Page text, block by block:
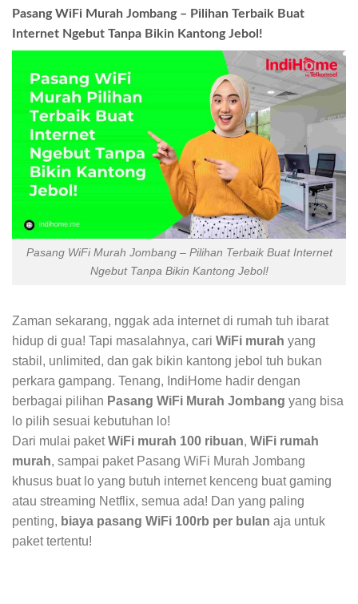
Pasang WiFi Murah Jombang – Pilihan Terbaik Buat
Internet Ngebut Tanpa Bikin Kantong Jebol!
Pasang WiFi Murah Jombang – Pilihan Terbaik Buat Internet
Ngebut Tanpa Bikin Kantong Jebol!
Zaman sekarang, nggak ada internet di rumah tuh ibarat
hidup di gua! Tapi masalahnya, cari WiFi murah yang
stabil, unlimited, dan gak bikin kantong jebol tuh bukan
perkara gampang. Tenang, IndiHome hadir dengan
berbagai pilihan Pasang WiFi Murah Jombang yang bisa
lo pilih sesuai kebutuhan lo!
Dari mulai paketWiFi murah 100 ribuan, WiFi rumah
murah, sampai paket Pasang WiFi Murah Jombang
khusus buat lo yang butuh internet kenceng buat gaming
atau streaming Netflix, semua ada! Dan yang paling
penting, biaya pasang WiFi 100rb per bulan aja untuk
paket tertentu!